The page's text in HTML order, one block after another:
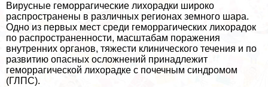
Вирусные геморрагические лихорадки широко
распространены в различных регионах земного шара.
Одно из первых мест среди геморрагических лихорадок
по распространенности, масштабам поражения
внутренних органов, тяжести клинического течения и по
развитию опасных осложнений принадлежит
геморрагической лихорадке с почечным синдромом
(ГЛПС).